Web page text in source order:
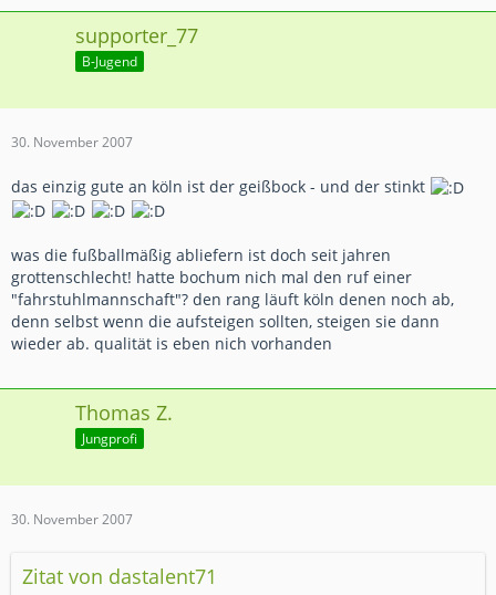
supporter_77
B-Jugend
30. November 2007
das einzig gute an köln ist der geißbock - und der stinkt
was die fußballmäßig abliefern ist doch seit jahren
grottenschlecht! hatte bochum nich mal den ruf einer
"fahrstuhlmannschaft"? den rang läuft köln denen noch ab,
denn selbst wenn die aufsteigen sollten, steigen sie dann
wieder ab. qualität is eben nich vorhanden
Thomas Z.
Jungprofi
30. November 2007
Zitat von dastalent71